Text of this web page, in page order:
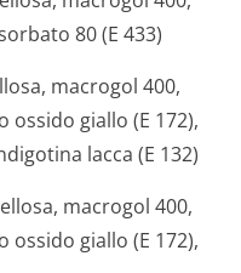
80 (E 433)
macrogol 400,
ossido giallo (E 172),
lacca (E 132)
macrogol 400,
ossido giallo (E 172),